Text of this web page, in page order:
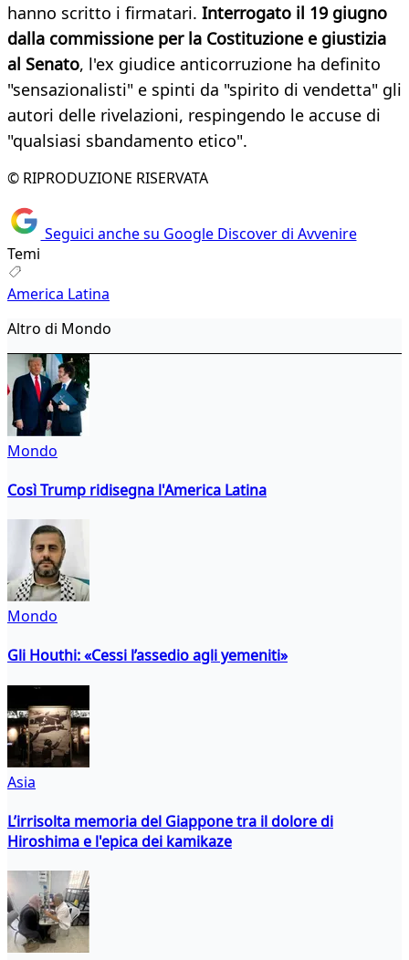
hanno scritto i firmatari. Interrogato il 19 giugno
dalla commissione per la Costituzione e giustizia
al Senato, l'ex giudice anticorruzione ha definito
"sensazionalisti" e spinti da "spirito di vendetta" gli
autori delle rivelazioni, respingendo le accuse di
"qualsiasi sbandamento etico".
© RIPRODUZIONE RISERVATA
Seguici anche su Google Discover di Avvenire
Temi
America Latina
Altro di Mondo
Mondo
Così Trump ridisegna l'America Latina
Mondo
Gli Houthi: «Cessi l’assedio agli yemeniti»
Asia
L’irrisolta memoria del Giappone tra il dolore di
Hiroshima e l'epica dei kamikaze